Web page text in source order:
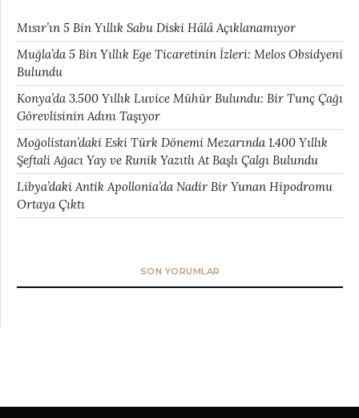
Mısır’ın 5 Bin Yıllık Sabu Diski Hâlâ Açıklanamıyor
Muğla’da 5 Bin Yıllık Ege Ticaretinin İzleri: Melos Obsidyeni
Bulundu
Konya’da 3.500 Yıllık Luvice Mühür Bulundu: Bir Tunç Çağı
Görevlisinin Adını Taşıyor
Moğolistan’daki Eski Türk Dönemi Mezarında 1.400 Yıllık
Şeftali Ağacı Yay ve Runik Yazıtlı At Başlı Çalgı Bulundu
Libya’daki Antik Apollonia’da Nadir Bir Yunan Hipodromu
Ortaya Çıktı
SON YORUMLAR